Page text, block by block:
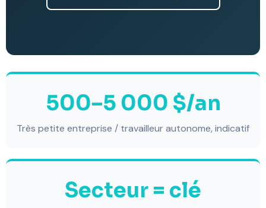
500–5 000 $/an
Très petite entreprise / travailleur autonome, indicatif
Secteur = clé